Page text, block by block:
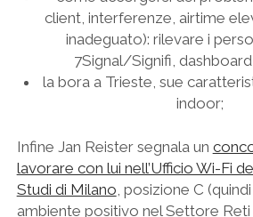
client, interferenze, airtime
inadeguato): rilevare i
7Signal/Signifi,
la bora a Trieste, sue
indoor;
Infine Jan Reister segnala un
lavorare con lui nell’Ufficio Wi-Fi
Studi di Milano, posizione C
ambiente positivo nel Settore